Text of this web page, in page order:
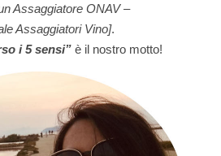
Assaggiatore ONAV –
Assaggiatori Vino].
i 5 sensi” è il nostro motto!